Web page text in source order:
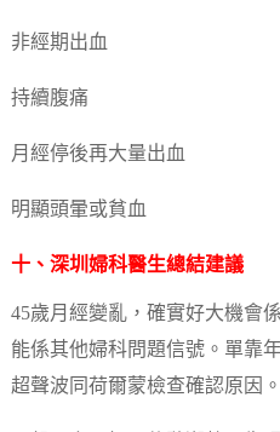
非經期出血
持續腹痛
月經停後再大量出血
明顯頭暈或貧血
十、深圳婦科醫生總結建議
45歲月經變亂，確實好大機會
能係其他婦科問題信號。單靠
超聲波同荷爾蒙檢查確認原因。